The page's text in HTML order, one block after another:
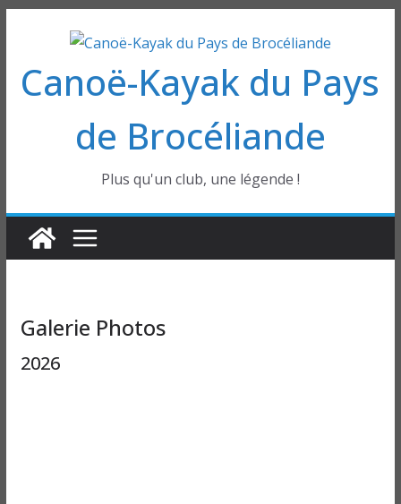
contenu
Canoë-Kayak du Pays
de Brocéliande
Plus qu'un club, une légende !
Galerie Photos
2026